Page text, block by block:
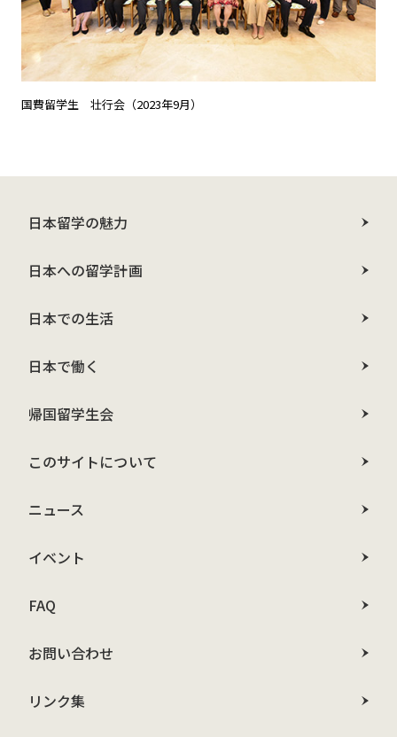
国費留学生 壮行会（2023年9月）
日本留学の魅力
日本への留学計画
日本での生活
日本で働く
帰国留学生会
このサイトについて
ニュース
イベント
FAQ
お問い合わせ
リンク集